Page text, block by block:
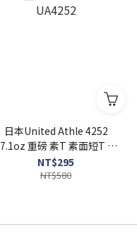
日本United Athle 4252
7.1oz 重磅 素T 素面短T -
UA4252
NT$295
NT$580